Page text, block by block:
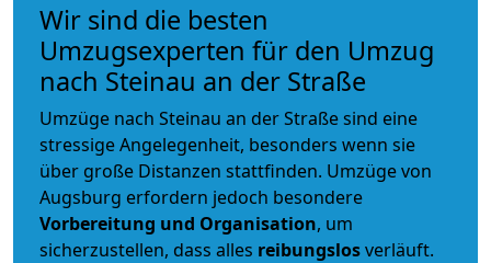
Wir sind die besten
Umzugsexperten für den Umzug
nach Steinau an der Straße
Umzüge nach Steinau an der Straße sind eine
stressige Angelegenheit, besonders wenn sie
über große Distanzen stattfinden. Umzüge von
Augsburg erfordern jedoch besondere
Vorbereitung und Organisation, um
sicherzustellen, dass alles reibungslosverläuft.